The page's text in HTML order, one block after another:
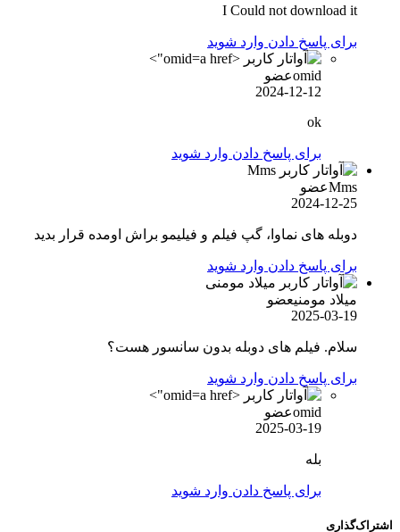
I Could not download it
برای پاسخ دادن وارد شوید
omid">
omidعضو
2024-12-12
ok
برای پاسخ دادن وارد شوید
Mmsعضو
2024-12-25
دوبله های نماوا، گپ فیلم و فیلیمو براش اومده قرار بدید
برای پاسخ دادن وارد شوید
میلاد مومنیعضو
2025-03-19
سلام. فیلم های دوبله بدون سانسور هست؟
برای پاسخ دادن وارد شوید
omid">
omidعضو
2025-03-19
بله
برای پاسخ دادن وارد شوید
اشتراک‌گذاری